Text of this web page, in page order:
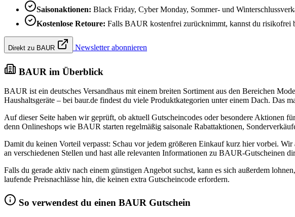
Saisonaktionen: Black Friday, Cyber Monday, Sommer- und
Kostenlose Retoure: Falls BAUR kostenfrei zurücknimmt, kannst du risikofrei
Direkt zu BAUR Newsletter abonnieren
BAUR im Überblick
BAUR ist ein deutsches Versandhaus mit einem breiten Sortiment aus den Bereichen
Haushaltsgeräte – bei baur.de findest du viele Produktkategorien unter einem Dach. Das
Auf dieser Seite haben wir geprüft, ob aktuell Gutscheincodes oder besondere Aktionen
denn Onlineshops wie BAUR starten regelmäßig saisonale Rabattaktionen,
Damit du keinen Vorteil verpasst: Schau vor jedem größeren Einkauf kurz hier vorbei.
an verschiedenen Stellen und hast alle relevanten Informationen zu BAUR-Gutscheinen
Falls du gerade aktiv nach einem günstigen Angebot suchst, kann es sich außerdem
laufende Preisnachlässe hin, die keinen extra Gutscheincode erfordern.
So verwendest du einen BAUR Gutschein